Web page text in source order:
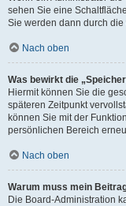
sehen Sie eine
Sie werden dann durch
Nach oben
Was bewirkt die
Hiermit können Sie die
späteren Zeitpunkt
können Sie mit der
persönlichen Bereich
Nach oben
Warum muss mein
Die Board-Administration